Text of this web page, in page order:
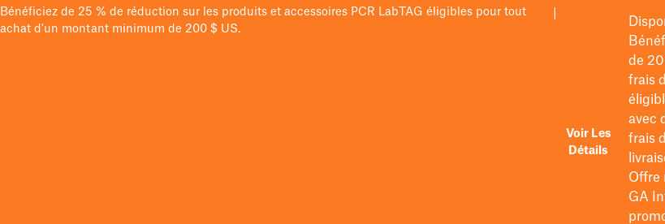
Bénéficiez de 25 % de réduction sur les produits et accessoires PCR LabTAG éligibles pour tout
achat d'un montant minimum de 200 $ US.
Voir Les
Détails
de
frais
avec
frais
Offre
GA